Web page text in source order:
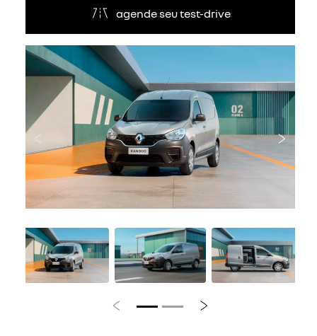
agende seu test-drive
Anterior
Anterior Próximo